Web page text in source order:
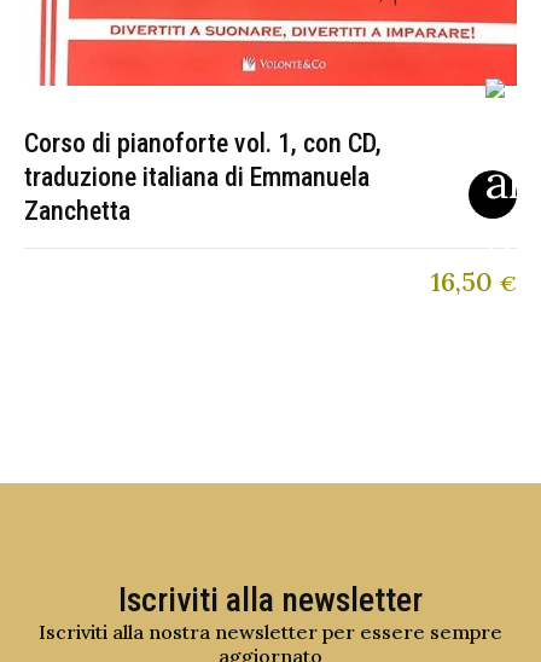
Corso di pianoforte vol. 1, con CD,
traduzione italiana di Emmanuela
Zanchetta
16,50 €
Iscriviti alla newsletter
Iscriviti alla nostra newsletter per essere sempre
aggiornato